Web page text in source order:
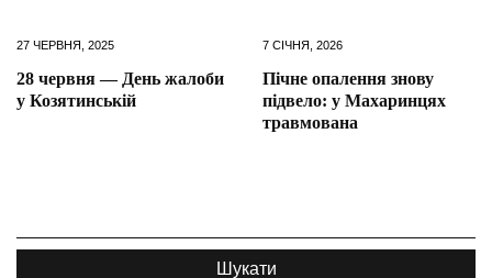
27 ЧЕРВНЯ, 2025
28 червня — День жалоби
у Козятинській
7 СІЧНЯ, 2026
Пічне опалення знову
підвело: у Махаринцях
травмована